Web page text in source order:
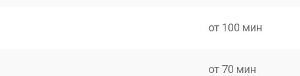
от 100 мин
от 70 мин